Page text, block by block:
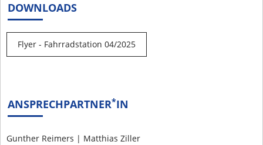
DOWNLOADS
Flyer - Fahrradstation 04/2025
ANSPRECHPARTNER*IN
Gunther Reimers | Matthias Ziller